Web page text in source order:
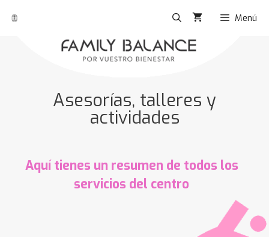
Menú
Asesorías, talleres y
actividades
Aquí tienes un resumen de todos los
servicios del centro